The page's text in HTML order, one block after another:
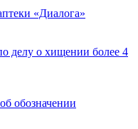
«Диалога»
делу о хищении более 4
обозначении